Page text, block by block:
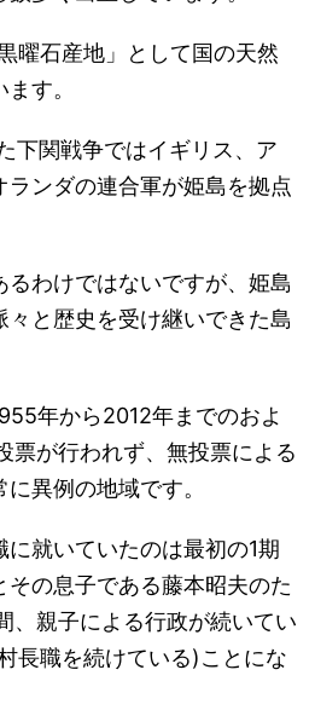
曜石産地」として国の天然
す。
下関戦争ではイギリス、ア
ランダの連合軍が姫島を拠点
わけではないですが、姫島
々と歴史を受け継いできた島
年から2012年までのおよ
票が行われず、無投票による
異例の地域です。
に就いていたのは最初の1期
その息子である藤本昭夫のた
、親子による行政が続いてい
長職を続けている)ことにな